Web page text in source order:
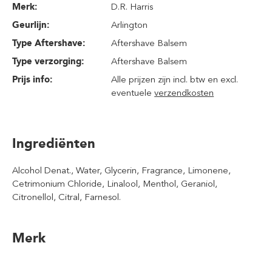
Merk:
D.R. Harris
Geurlijn:
Arlington
Type Aftershave:
Aftershave Balsem
Type verzorging:
Aftershave Balsem
Prijs info:
Alle prijzen zijn incl. btw en excl.
eventueleverzendkosten
Ingrediënten
Alcohol Denat., Water, Glycerin, Fragrance, Limonene,
Cetrimonium Chloride, Linalool, Menthol, Geraniol,
Citronellol, Citral, Farnesol.
Merk